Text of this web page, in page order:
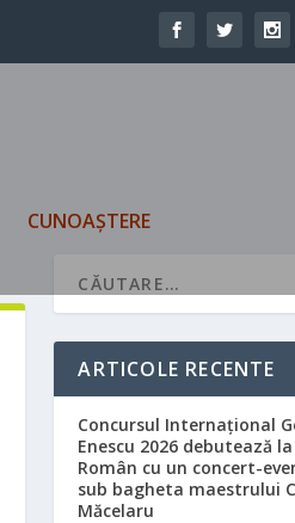
CUNOAȘTERE
ARTICOLE RECENTE
Concursul Internațional
Enescu 2026 debutează
Român cu un concert-
sub bagheta maestrului
Măcelaru